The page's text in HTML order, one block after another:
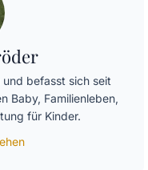
befasst sich seit
Baby, Familienleben,
für Kinder.